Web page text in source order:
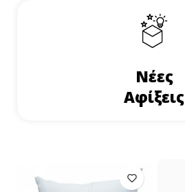
Νέες
Αφίξεις